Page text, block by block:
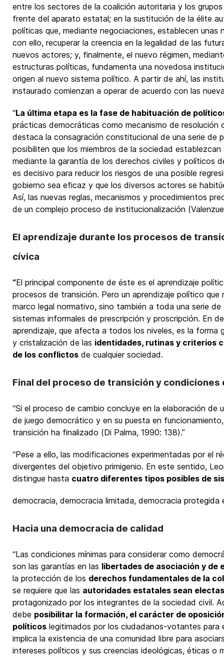
entre los sectores de la coalición autoritaria y los
frente del aparato estatal; en la sustitución de la élite
políticas que, mediante negociaciones, establecen unas
con ello, recuperar la creencia en la legalidad de las
nuevos actores; y, finalmente, el nuevo régimen,
estructuras políticas, fundamenta una novedosa
origen al nuevo sistema político. A partir de ahí, las
instaurado comienzan a operar de acuerdo con las
“La última etapa es la fase de habituación de
prácticas democráticas como mecanismo de
destaca la consagración constitucional de una serie de
posibiliten que los miembros de la sociedad
mediante la garantía de los derechos civiles y políticos
es decisivo para reducir los riesgos de una posible
gobierno sea eficaz y que los diversos actores se
Así, las nuevas reglas, mecanismos y procedimientos
de un complejo proceso de institucionalización
El aprendizaje durante los procesos de
cívica
“El principal componente de éste es el aprendizaje
procesos de transición. Pero un aprendizaje político
marco legal normativo, sino también a toda una serie
sistemas informales de prescripción y proscripción. En
aprendizaje, que afecta a todos los niveles, es la forma
y cristalización de las identidades, rutinas y criterios
de los conflictos de cualquier sociedad.
Final del proceso de transición y
“Si el proceso de cambio concluye en la elaboración de
de juego democrático y en su puesta en
transición ha finalizado (Di Palma, 1990: 138).”
“Pese a ello, las modificaciones experimentadas por el
divergentes del objetivo primigenio. En este sentido,
distingue hasta cuatro diferentes tipos posibles de
democracia, democracia limitada, democracia protegida
Hacia una democracia de calidad
“Las condiciones mínimas para considerar como
son las garantías en las libertades de asociación y de
la protección de los derechos fundamentales de la
se requiere que las autoridades estatales sean electas
protagonizado por los integrantes de la sociedad civil.
debe posibilitar la formación, el carácter de
políticos legitimados por los ciudadanos-votantes
implica la existencia de una comunidad libre para
intereses políticos y sus creencias ideológicas, éticas o